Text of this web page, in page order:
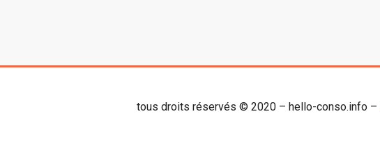
tous droits réservés © 2020 – hello-conso.info –